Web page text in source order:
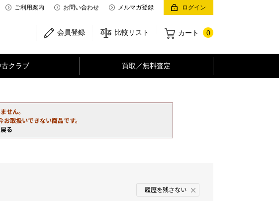
ご利用案内 お問い合わせ メルマガ登録 ログイン
カート 0
比較リスト
会員登録
古クラブ 買取／無料査定
せん。
取扱いできない商品です。
る
履歴を残さない